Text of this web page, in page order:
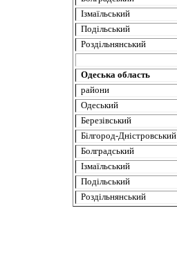
Ізмаїльський
Подільський
Роздільнянський
Одеськаобласть
райони
Одеський
Березівський
Білгород-Дністровський
Болградський
Ізмаїльський
Подільський
Роздільнянський